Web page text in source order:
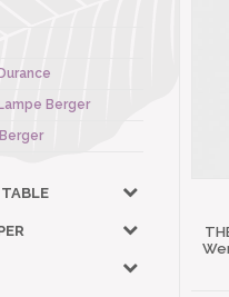
Berger